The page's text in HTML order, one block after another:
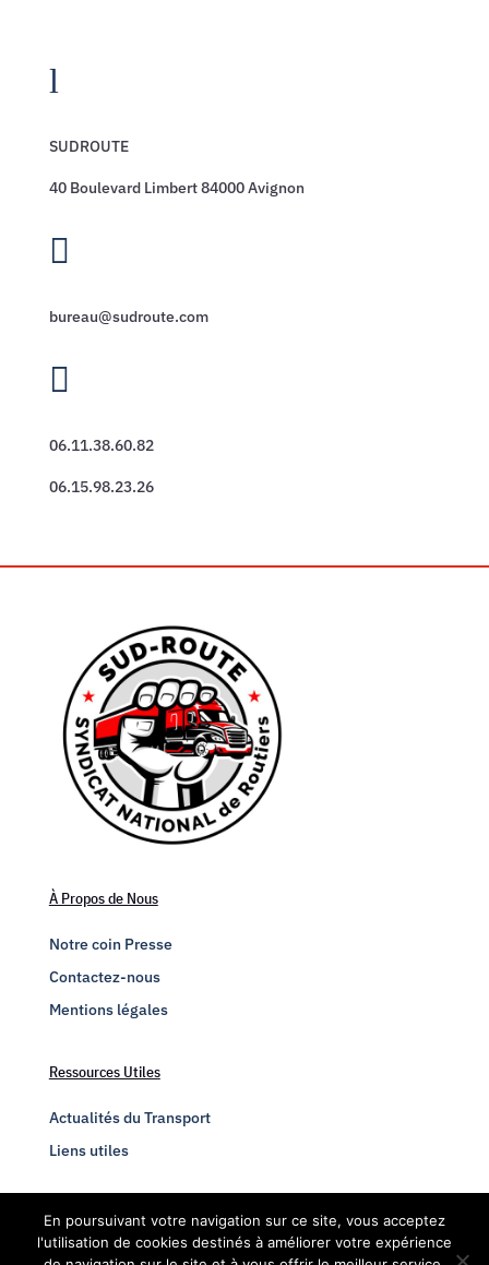
l
SUDROUTE
40 Boulevard Limbert 84000 Avignon

bureau@sudroute.com

06.11.38.60.82
06.15.98.23.26
À Propos de Nous
Notre coin Presse
Contactez-nous
Mentions légales
Ressources Utiles
Actualités du Transport
Liens utiles
Engagez-vous
Adhésion chauffeur routier
En poursuivant votre navigation sur ce site, vous acceptez
l'utilisation de cookies destinés à améliorer votre expérience